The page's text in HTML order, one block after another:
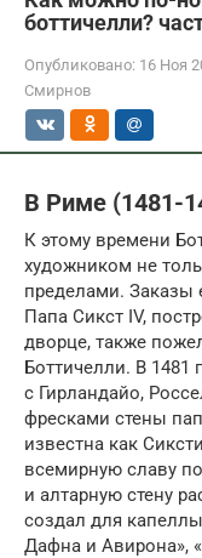
боттичелли?
Опубликовано: 16 Ноя
Смирнов
В Риме (1481-
К этому времени
художником не
пределами. Заказы
Папа Сикст IV,
дворце, также
Боттичелли. В 1481
с Гирландайо,
фресками стены
известна как
всемирную славу
и алтарную стену
создал для
Дафна и Авирона»,